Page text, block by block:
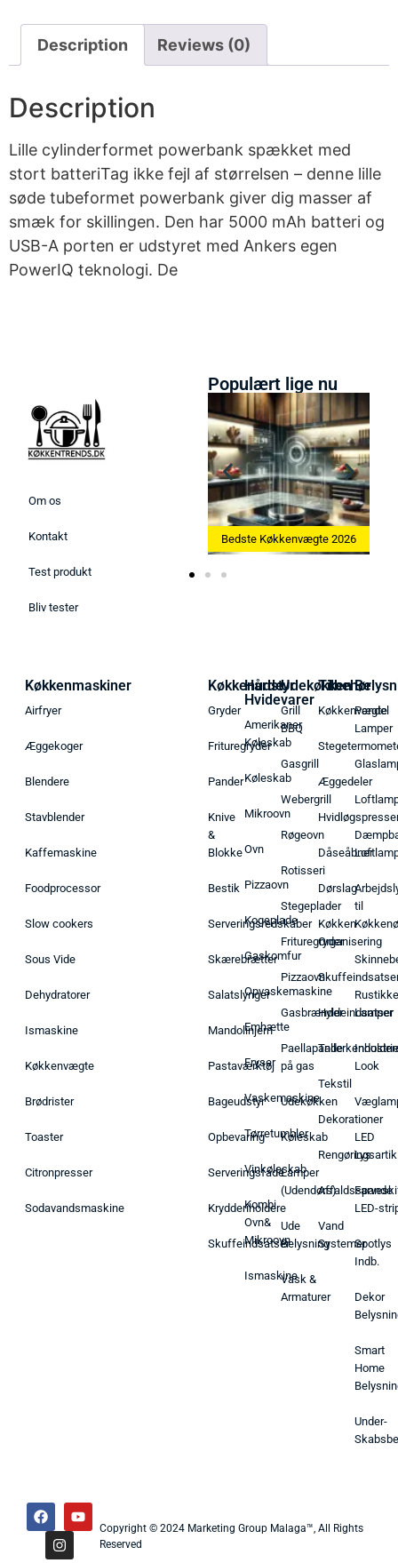
Description Reviews (0)
Description
Lille cylinderformet powerbank spækket med
stort batteriTag ikke fejl af størrelsen – denne lille
søde tubeformet powerbank giver dig masser af
smæk for skillingen. Den har 5000 mAh batteri og
USB-A porten er udstyret med Ankers egen
PowerIQ teknologi. De
Om os
Kontakt
Test produkt
Bliv tester
Populært lige nu
Bedste Ismaskine 2026 Bedste Køkkenvægte 2026
Køkkenmaskiner
Airfryer
Æggekoger
Blendere
Stavblender
Kaffemaskine
Foodprocessor
Slow cookers
Sous Vide
Dehydratorer
Ismaskine
Køkkenvægte
Brødrister
Toaster
Citronpresser
Sodavandsmaskine
Køkkenudstyr
Gryder
Frituregryder
Pander
Knive
&
Blokke
Bestik
Serveringsredskaber
Skærebrætter
Salatslynger
Mandolinjern
Pastaværktøj
Bageudstyr
Opbevaring
Serveringsfade
Krydderiholdere
Skuffeindsatser
Hårde
Hvidevarer
Amerikaner
Køleskab
Køleskab
Mikroovn
Ovn
Pizzaovn
Kogeplade
Gaskomfur
Opvaskemaskine
Emhætte
Fryser
Vaskemaskine
Tørretumbler
Vinkøleskab
Kombi
Ovn&
Mikroovn
Ismaskine
Udekøkken
Grill
BBQ
Gasgrill
Webergrill
Røgeovn
Rotisseri
Stegeplader
Frituregryder
Pizzaovn
Gasbrænder
Paellapande
på gas
Udekøkken
Køleskab
Lamper
(Udendørs)
Ude
Belysning
Vask &
Armaturer
Tilbehør
Køkkenvægte
Æggedeler
Dåseåbner
Dørslag
Køkken
Organisering
Hyldeindsatser
Tekstil
Dekorationer
Affaldsspande
Vand
Systemer
Pendel
Lamper
til
Rustikke
Lamper
Look
LED
Lys
LED-
Spotlys
Indb.
Dekor
Smart
Home
Under-
Copyright © 2024 Marketing Group Malaga™, All Rights
Reserved